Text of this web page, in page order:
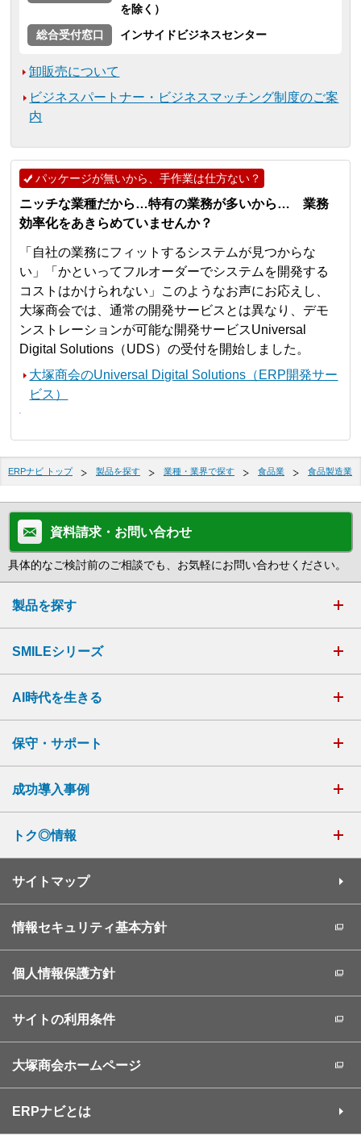
を除く）
総合受付窓口
インサイドビジネスセンター
卸販売について
ビジネスパートナー・ビジネスマッチング制度のご案
内
パッケージが無いから、手作業は仕方ない？
ニッチな業種だから…特有の業務が多いから… 業務
効率化をあきらめていませんか？
「自社の業務にフィットするシステムが見つからな
い」「かといってフルオーダーでシステムを開発する
コストはかけられない」このようなお声にお応えし、
大塚商会では、通常の開発サービスとは異なり、デモ
ンストレーションが可能な開発サービスUniversal
Digital Solutions（UDS）の受付を開始しました。
大塚商会のUniversal Digital Solutions（ERP開発サー
ビス）
ERPナビ トップ 製品を探す 業種・業界で探す 食品業 食品製造業
資料請求・お問い合わせ
具体的なご検討前のご相談でも、お気軽にお問い合わせください。
製品を探す
SMILEシリーズ
AI時代を生きる
保守・サポート
成功導入事例
トク◎情報
サイトマップ
情報セキュリティ基本方針
個人情報保護方針
サイトの利用条件
大塚商会ホームページ
ERPナビとは